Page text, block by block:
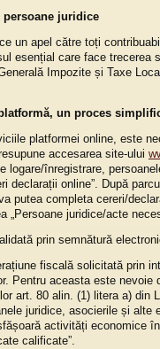
juridice
un apel către toți
esențial care face trecerea
Impozite și Taxe
un proces
platformei online, este
accesarea site-ului
logare/înregistrare,
declarații online”. După
putea completa cereri/
„Persoane juridice/acte
prin semnătură
fiscală solicitată prin
Pentru aceasta este
art. 80 alin. (1) litera a) din
juridice, asocierile și
activități economice
calificate”.